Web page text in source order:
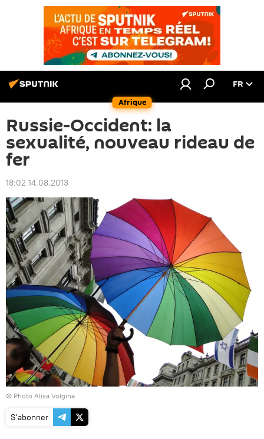
Afrique
FR
Russie-Occident: la
sexualité, nouveau rideau de
fer
18:02 14.08.2013
© Photo Alisa Volgina
S'abonner